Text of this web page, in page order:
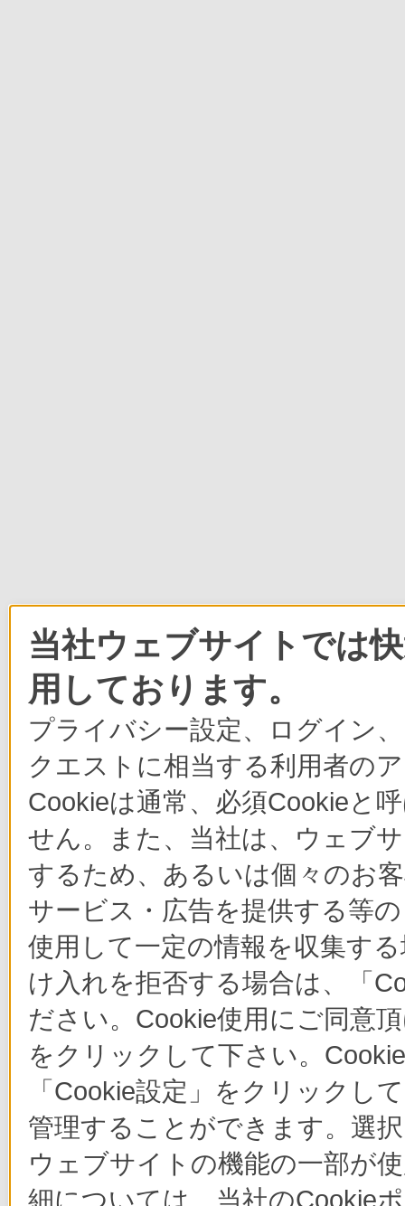
当社ウェブサイトでは
用しております。
プライバシー設定、ログイン
クエストに相当する利用者の
Cookieは通常、必須Cookieと
せん。また、当社は、ウェブ
するため、あるいは個々のお
サービス・広告を提供する等
使用して一定の情報を収集す
け入れを拒否する場合は、「
ださい。Cookie使用にご同意
をクリックして下さい。
「Cookie設定」をクリックし
管理することができます。選
ウェブサイトの機能の一部が
細については、当社のCookie